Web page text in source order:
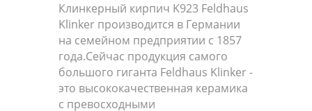
Клинкерный кирпич K923 Feldhaus
Klinker производится в Германии
на семейном предприятии с 1857
года.Сейчас продукция самого
большого гиганта Feldhaus Klinker -
это высококачественная керамика
с превосходными